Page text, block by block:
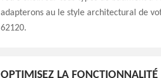
adapterons au le style architectural de
62120.
OPTIMISEZ LA